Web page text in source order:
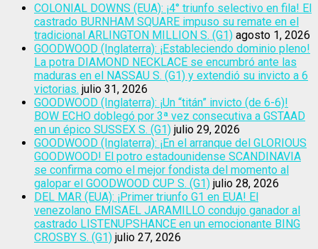
COLONIAL DOWNS (EUA): ¡4° triunfo selectivo en fila! El
castrado BURNHAM SQUARE impuso su remate en el
tradicional ARLINGTON MILLION S. (G1) agosto 1, 2026
GOODWOOD (Inglaterra): ¡Estableciendo dominio pleno!
La potra DIAMOND NECKLACE se encumbró ante las
maduras en el NASSAU S. (G1) y extendió su invicto a 6
victorias. julio 31, 2026
GOODWOOD (Inglaterra): ¡Un “titán” invicto (de 6-6)!
BOW ECHO doblegó por 3ª vez consecutiva a GSTAAD
en un épico SUSSEX S. (G1) julio 29, 2026
GOODWOOD (Inglaterra): ¡En el arranque del GLORIOUS
GOODWOOD! El potro estadounidense SCANDINAVIA
se confirma como el mejor fondista del momento al
galopar el GOODWOOD CUP S. (G1) julio 28, 2026
DEL MAR (EUA): ¡Primer triunfo G1 en EUA! El
venezolano EMISAEL JARAMILLO condujo ganador al
castrado LISTENUPSHANCE en un emocionante BING
CROSBY S. (G1) julio 27, 2026